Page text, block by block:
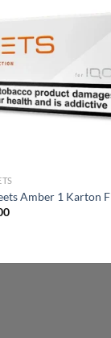
Amber 1 Karton